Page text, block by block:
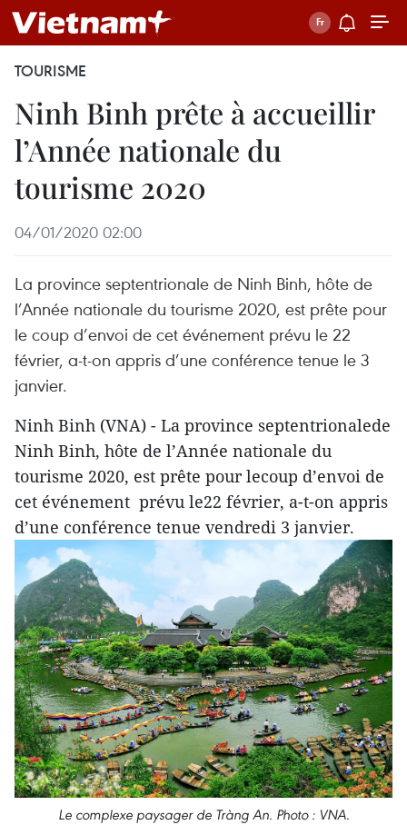
TOURISME
Ninh Binh prête à accueillir
l’Année nationale du
tourisme 2020
04/01/2020 02:00
La province septentrionale de Ninh Binh, hôte de
l’Année nationale du tourisme 2020, est prête pour
le coup d’envoi de cet événement prévu le 22
février, a-t-on appris d’une conférence tenue le 3
janvier.
Ninh Binh (VNA) - La province septentrionalede
Ninh Binh, hôte de l’Année nationale du
tourisme 2020, est prête pour lecoup d’envoi de
cet événement prévu le22 février, a-t-on appris
d’une conférence tenue vendredi 3 janvier.
Le complexe paysager de Tràng An. Photo : VNA.